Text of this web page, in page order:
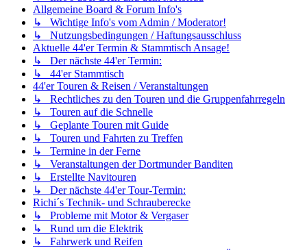
Allgemeine Board & Forum Info's
↳ Wichtige Info's vom Admin / Moderator!
↳ Nutzungsbedingungen / Haftungsausschluss
Aktuelle 44'er Termin & Stammtisch Ansage!
↳ Der nächste 44'er Termin:
↳ 44'er Stammtisch
44'er Touren & Reisen / Veranstaltungen
↳ Rechtliches zu den Touren und die Gruppenfahrregeln
↳ Touren auf die Schnelle
↳ Geplante Touren mit Guide
↳ Touren und Fahrten zu Treffen
↳ Termine in der Ferne
↳ Veranstaltungen der Dortmunder Banditen
↳ Erstellte Navitouren
↳ Der nächste 44'er Tour-Termin:
Richi´s Technik- und Schrauberecke
↳ Probleme mit Motor & Vergaser
↳ Rund um die Elektrik
↳ Fahrwerk und Reifen